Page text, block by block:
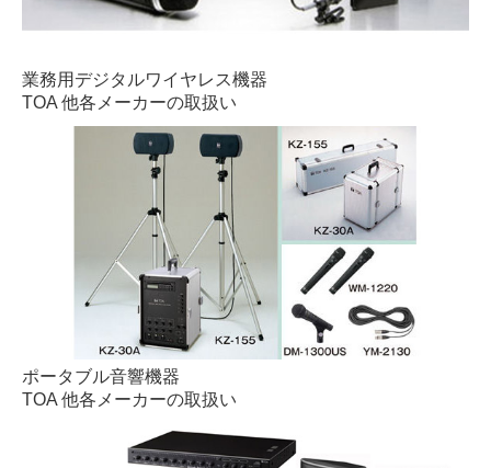
業務用デジタルワイヤレス機器
TOA 他各メーカーの取扱い
ポータブル音響機器
TOA 他各メーカーの取扱い